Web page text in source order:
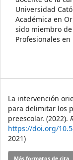
Universidad
Académica en
sido miembro
Profesionales
La intervención
para delimitar los
preescolar. (2022).
https://doi.org/
2021)
Más formatos de cita